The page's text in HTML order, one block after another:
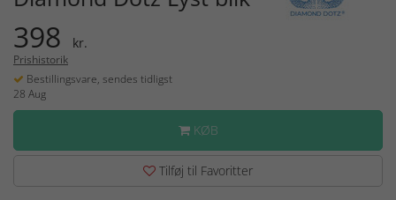
398 kr.
Prishistorik
Bestillingsvare, sendes tidligst
28 Aug
KØB
Tilføj til Favoritter